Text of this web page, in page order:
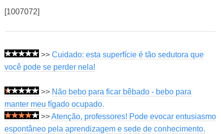
[1007072]
>> Cuidado: esta superfície é tão sedutora que
você pode se perder nela!
>> Não bebo para ficar bêbado - bebo para
manter meu fígado ocupado.
>>Atenção, professores! Pode evocar entusiasmo
espontâneo pela aprendizagem e sede de conhecimento.